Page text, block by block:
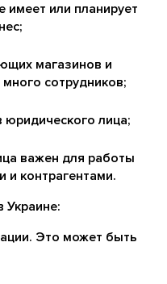
имеет или планирует
магазинов и
сотрудников;
лица;
важен для работы
и контрагентами.
Украине:
Это может быть